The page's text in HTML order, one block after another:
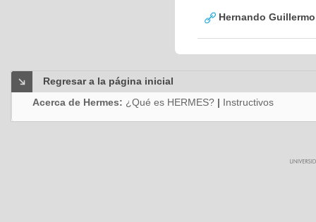
Hernando
Regresar a la página inicial
Acerca de Hermes: ¿Qué es HERMES? | Instructivos